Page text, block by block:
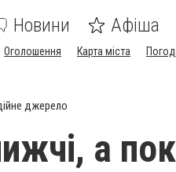
Новини Афіша
Оголошення Карта міста
джерело
а